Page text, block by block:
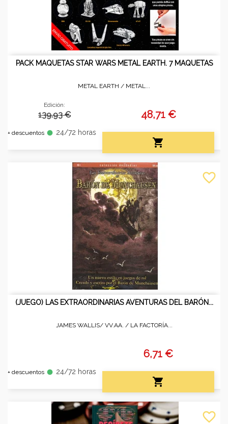
PACK MAQUETAS STAR WARS METAL EARTH. 7 MAQUETAS
METAL EARTH / METAL...
Edición:
139.93 €
+ descuentos fiber_manual_record 24/72 horas
48,71 €

(JUEGO) LAS EXTRAORDINARIAS AVENTURAS DEL BARÓN...
JAMES WALLIS/ VV.AA. / LA FACTORÍA...
+ descuentos fiber_manual_record 24/72 horas
6,71 €

favorite_border
favorite_border